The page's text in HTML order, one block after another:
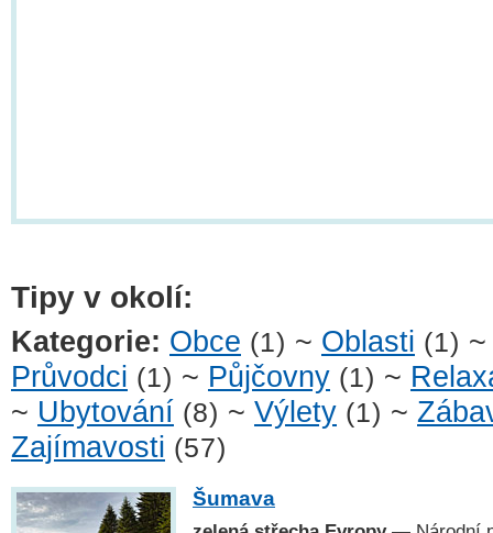
Tipy v okolí:
Kategorie: Obce (1) ~ Oblasti (1)
Průvodci (1) ~ Půjčovny (1) ~
~ Ubytování (8) ~ Výlety (1) ~
Zajímavosti (57)
Šumava